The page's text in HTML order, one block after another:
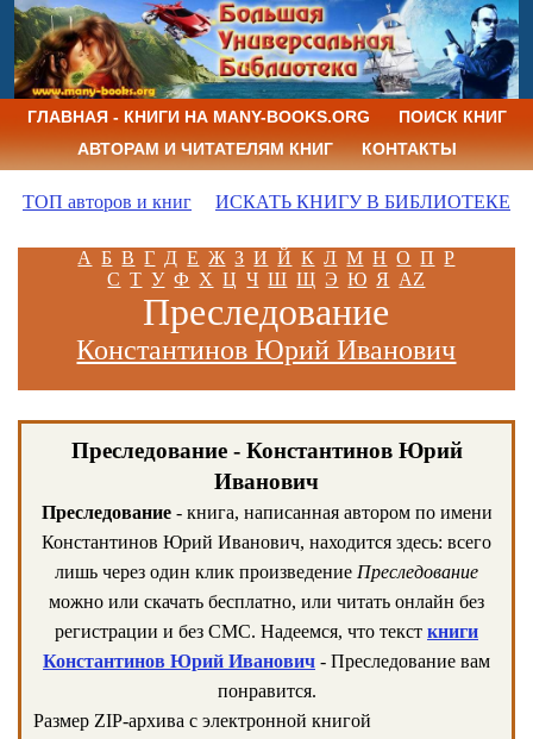
ГЛАВНАЯ - КНИГИ НА MANY-BOOKS.ORG
ПОИСК КНИГ
АВТОРАМ И ЧИТАТЕЛЯМ КНИГ
КОНТАКТЫ
ТОП авторов и книг ИСКАТЬ КНИГУ В БИБЛИОТЕКЕ
А Б В Г Д Е Ж З И Й К Л М Н О П Р
С Т У Ф Х Ц Ч Ш Щ Э Ю Я AZ
Преследование
Константинов Юрий Иванович
Преследование - Константинов Юрий
Иванович
Преследование- книга, написанная автором по имени
Константинов Юрий Иванович, находится здесь: всего
лишь через один клик произведение Преследование
можно или скачать бесплатно, или читать онлайн без
регистрации и без СМС. Надеемся, что текст книги
Константинов Юрий Иванович - Преследование вам
понравится.
Размер ZIP-архива c электронной книгой